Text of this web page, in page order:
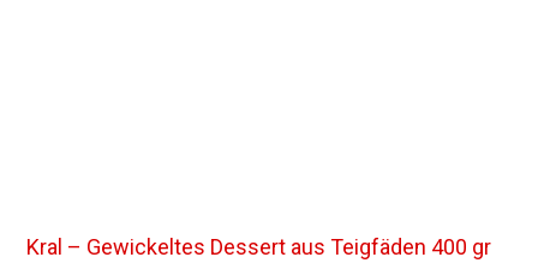
Kral – Gewickeltes Dessert aus Teigfäden 400 gr